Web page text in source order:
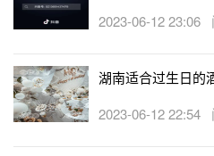
13、用清单记下你的伴侣经常
如，她经常谈起儿时在一家很
当一个特殊的时刻来临，检查
2023-06-12 23:06
湖南适合过生日的
2023-06-12 22:54